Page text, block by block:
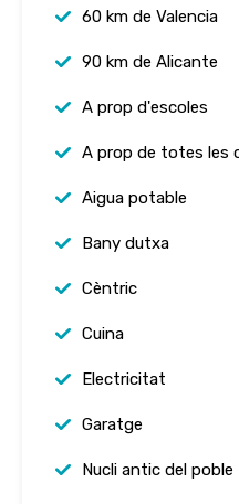
60 km de Valencia
90 km de Alicante
A prop d'escoles
A prop de totes les
Aigua potable
Bany dutxa
Cèntric
Cuina
Electricitat
Garatge
Nucli antic del poble